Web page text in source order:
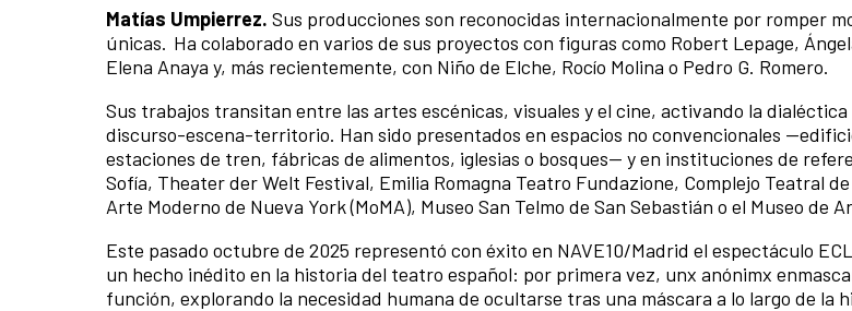
Matías Umpierrez. Sus producciones son reconocidas internacionalmente por romper
únicas. Ha colaborado en varios de sus proyectos con figuras como Robert Lepage,
Elena Anaya y, más recientemente, con Niño de Elche, Rocío Molina o Pedro G. Romero.
Sus trabajos transitan entre las artes escénicas, visuales y el cine, activando la
discurso-escena-territorio. Han sido presentados en espacios no convencionales
estaciones de tren, fábricas de alimentos, iglesias o bosques— y en instituciones de
Sofía, Theater der Welt Festival, Emilia Romagna Teatro Fundazione, Complejo Teatral
Arte Moderno de Nueva York (MoMA), Museo San Telmo de San Sebastián o el Museo de
Este pasado octubre de 2025 representó con éxito en NAVE10/Madrid el espectáculo
un hecho inédito en la historia del teatro español: por primera vez, unx anónimx
función, explorando la necesidad humana de ocultarse tras una máscara a lo largo de la